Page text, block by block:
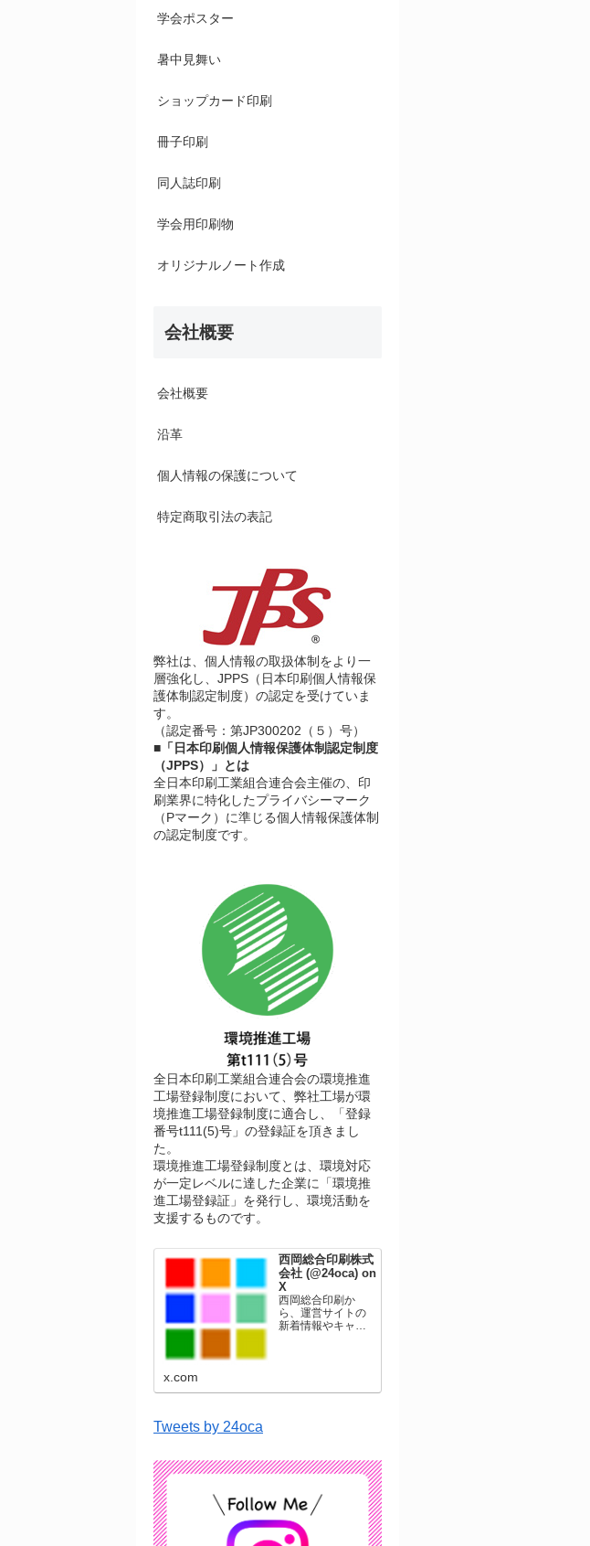
学会ポスター
暑中見舞い
ショップカード印刷
冊子印刷
同人誌印刷
学会用印刷物
オリジナルノート作成
会社概要
会社概要
沿革
個人情報の保護について
特定商取引法の表記
弊社は、個人情報の取扱体制をより一
層強化し、JPPS（日本印刷個人情報保
護体制認定制度）の認定を受けていま
す。
（認定番号：第JP300202（５）号）
■「日本印刷個人情報保護体制認定制度
（JPPS）」とは
全日本印刷工業組合連合会主催の、印
刷業界に特化したプライバシーマーク
（Pマーク）に準じる個人情報保護体制
の認定制度です。
全日本印刷工業組合連合会の環境推進
工場登録制度において、弊社工場が環
境推進工場登録制度に適合し、「登録
番号t111(5)号」の登録証を頂きまし
た。
環境推進工場登録制度とは、環境対応
が一定レベルに達した企業に「環境推
進工場登録証」を発行し、環境活動を
支援するものです。
西岡総合印刷株式
会社 (@24oca) on
X
西岡総合印刷か
ら、運営サイトの
新着情報やキャン
ています。
x.com
Tweets by 24oca